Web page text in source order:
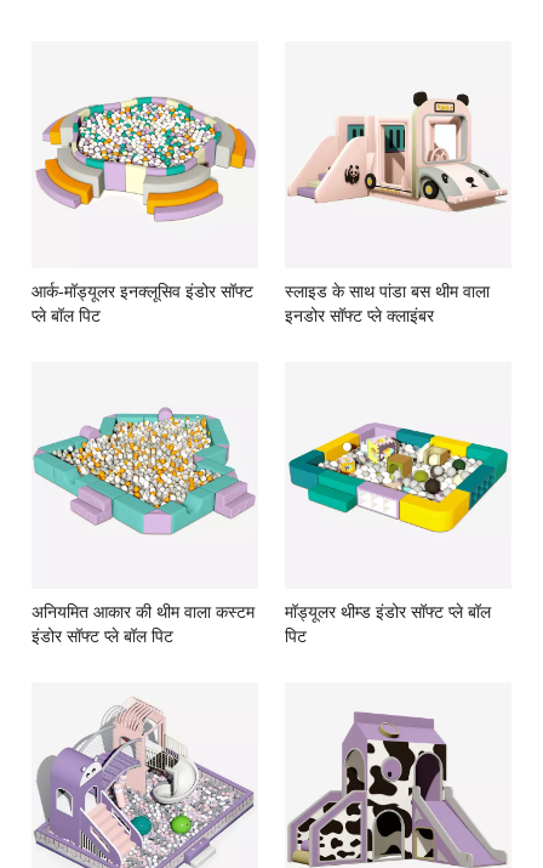
आर्क-मॉड्यूलर इनक्लूसिव इंडोर सॉफ्ट
प्ले बॉल पिट
स्लाइड के साथ पांडा बस थीम वाला
इनडोर सॉफ्ट प्ले क्लाइंबर
अनियमित आकार की थीम वाला कस्टम
इंडोर सॉफ्ट प्ले बॉल पिट
मॉड्यूलर थीम्ड इंडोर सॉफ्ट प्ले बॉल
पिट